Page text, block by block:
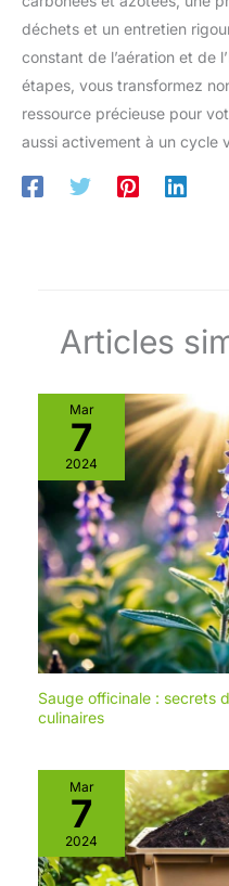
déchets et un entretien
constant de l’aération et de
étapes, vous transformez
ressource précieuse pour
aussi activement à un cycle
Articles
Mar
7
2024
Sauge officinale : secrets
culinaires
Mar
7
2024